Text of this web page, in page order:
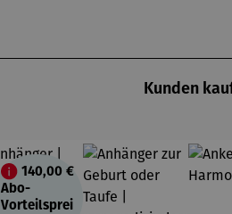
Kunden
140,00 €
Abo-
Vorteilsprei